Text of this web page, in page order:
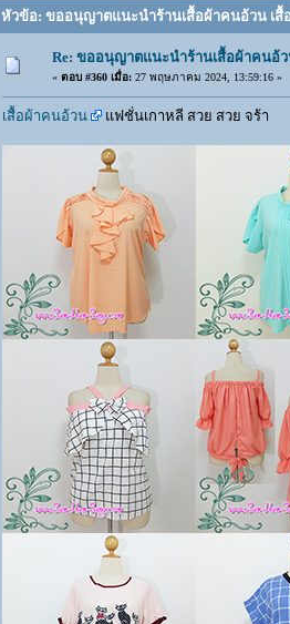
หัวข้อ: ขออนุญาตแนะนำร้านเสื้อผ้าคนอ้วน เสื้
Re: ขออนุญาตแนะนำร้านเสื้อผ้าคนอ้
« ตอบ #360 เมื่อ:27 พฤษภาคม 2024, 13:59:16 »
เสื้อผ้าคนอ้วน แฟชั่นเกาหลี สวย สวย จร้า